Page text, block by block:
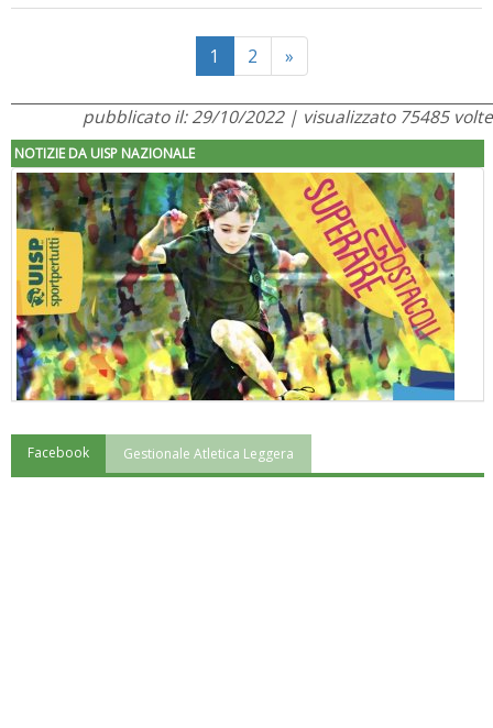
1 2 »Next
pubblicato il: 29/10/2022 | visualizzato 75485 volte
NOTIZIE DA UISP NAZIONALE
"Superare gli ostacoli": la relazione di Tiziano Pesce al CN Uisp
Facebook Gestionale Atletica Leggera